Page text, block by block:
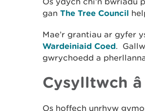
gan The Tree Council
Mae’r grantiau ar gyfer
Wardeiniaid Coed.
gwrychoedd a
Cysylltwch
Os hoffech unrhyw